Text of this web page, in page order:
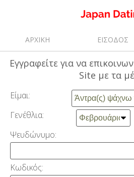
ΑΡΧΙΚΗ ΕΙΣΟΔΟΣ
Εγγραφείτε για να
Site με τα
Είμαι:
Γενέθλια:
Ψευδώνυμο:
Κωδικός: